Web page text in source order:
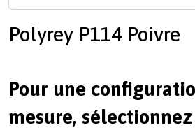
Polyrey P114 Poivre
Pour une
mesure,